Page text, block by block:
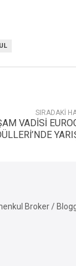
SIRADAKI
VADİSİ
Broker /